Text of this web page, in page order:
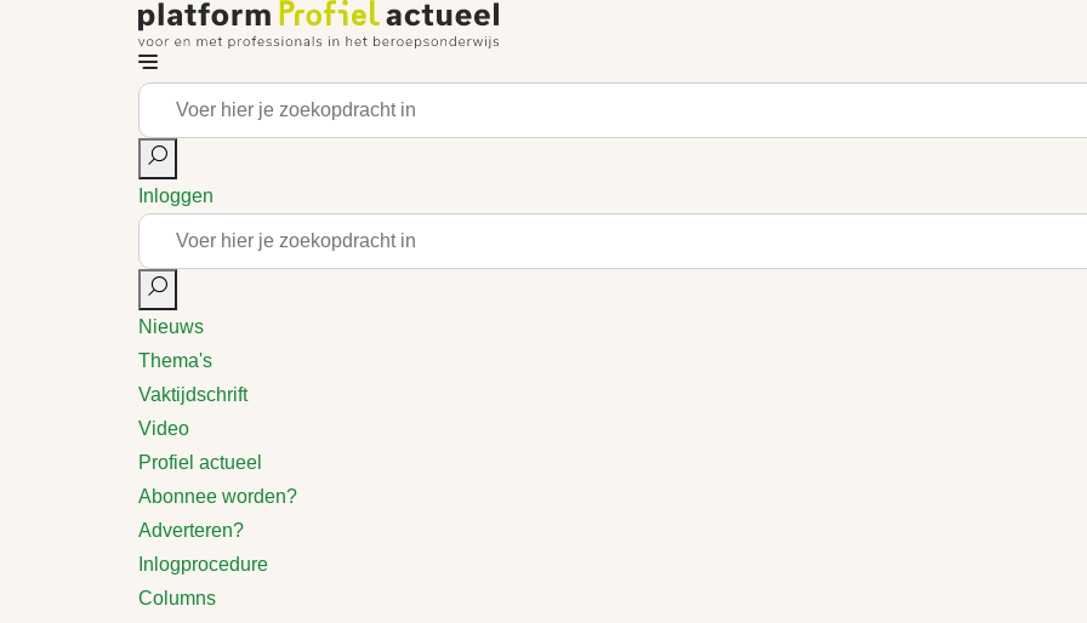
Inloggen
Nieuws
Thema's
Vaktijdschrift
Video
Profiel actueel
Abonnee worden?
Adverteren?
Inlogprocedure
Columns